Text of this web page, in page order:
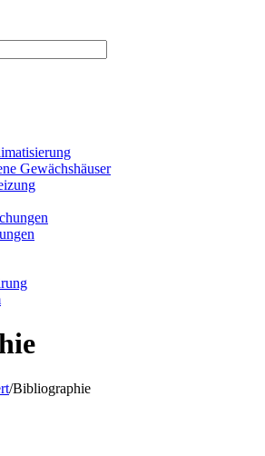
Gewächshäuser
/Bibliographie